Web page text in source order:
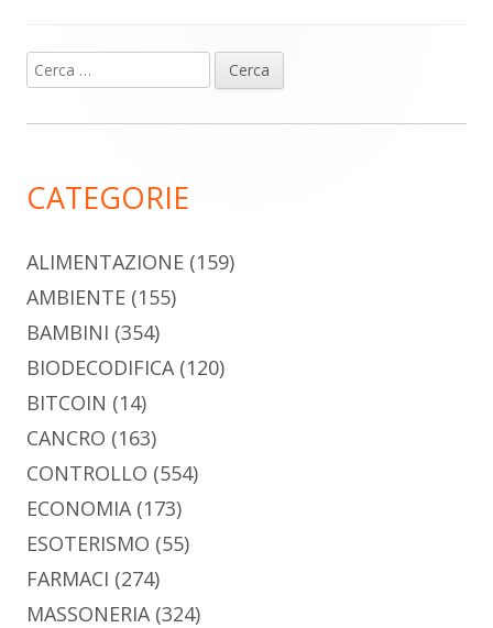
Barra
laterale
Ricerca
per:
CATEGORIE
ALIMENTAZIONE (159)
AMBIENTE (155)
BAMBINI (354)
BIODECODIFICA (120)
BITCOIN (14)
CANCRO (163)
CONTROLLO (554)
ECONOMIA (173)
ESOTERISMO (55)
FARMACI (274)
MASSONERIA (324)